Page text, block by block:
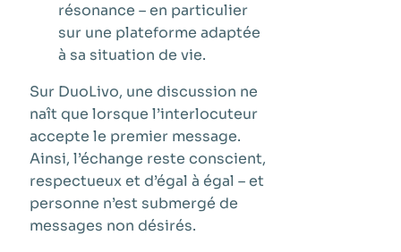
résonance – en particulier
sur une plateforme adaptée
à sa situation de vie.
Sur DuoLivo, une discussion ne
naît que lorsque l’interlocuteur
accepte le premier message.
Ainsi, l’échange reste conscient,
respectueux et d’égal à égal – et
personne n’est submergé de
messages non désirés.